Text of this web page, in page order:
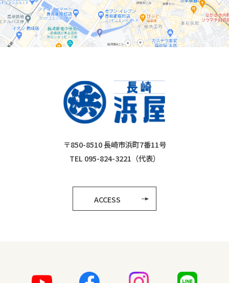
〒850-8510 長崎市浜町7番11号
TEL 095-824-3221（代表）
ACCESS